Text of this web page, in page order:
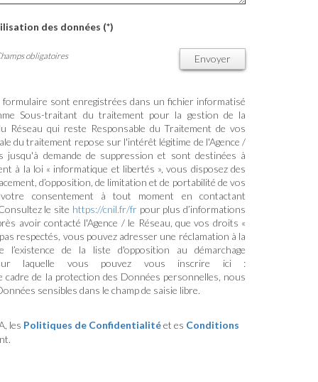
des données (*)
Envoyer
obligatoires
sont enregistrées dans un fichier informatisé
Sous-traitant du traitement pour la gestion de la
Réseau qui reste Responsable du Traitement de vos
du traitement repose sur l'intérêt légitime de l'Agence /
jusqu'à demande de suppression et sont destinées à
à la loi « informatique et libertés », vous disposez des
d’opposition, de limitation et de portabilité de vos
consentement à tout moment en contactant
le site https://cnil.fr/frpour plus d’informations
avoir contacté l'Agence / le Réseau, que vos droits «
respectés, vous pouvez adresser une réclamation à la
de la liste d'opposition au démarchage
laquelle vous pouvez vous inscrire ici :
cadre de la protection des Données personnelles, nous
sensibles dans le champ de saisie libre.
les Politiques de Confidentialitéet es Conditions